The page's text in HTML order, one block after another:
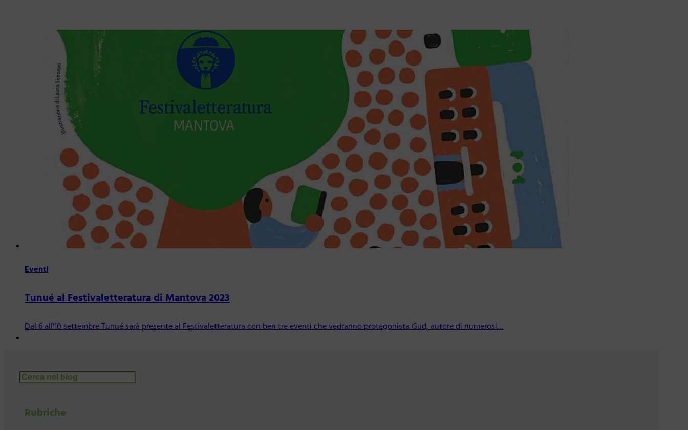
Eventi
Tunué al Festivaletteratura di Mantova 2023
Dal 6 all'10 settembre Tunué sarà presente al Festivaletteratura con ben tre eventi che vedranno protagonista Gud, autore di numerosi…
Cerca
Rubriche